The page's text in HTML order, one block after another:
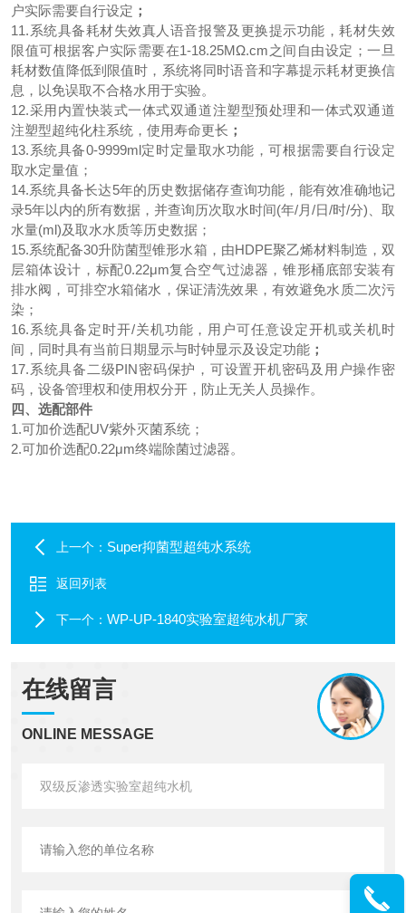
户实际需要自行设定 ；
11.系统具备耗材失效真人语音报警及更换提示功能，耗材失效
限值可根据客户实际需要在1-18.25MΩ.cm之间自由设定；一旦
耗材数值降低到限值时，系统将同时语音和字幕提示耗材更换信
息，以免误取不合格水用于实验。
12.采用内置快装式一体式双通道注塑型预处理和一体式双通道
注塑型超纯化柱系统，使用寿命更长 ；
13.系统具备0-9999ml定时定量取水功能，可根据需要自行设定
取水定量值；
14.系统具备长达5年的历史数据储存查询功能，能有效准确地记
录5年以内的所有数据，并查询历次取水时间(年/月/日/时/分)、取
水量(ml)及取水水质等历史数据；
15.系统配备30升防菌型锥形水箱， 由HDPE聚乙烯材料制造，双
层箱体设计， 标配0.22μm复合空气过滤器，锥形桶底部安装有
排水阀，可排空水箱储水，保证清洗效果，有效避免水质二次污
染；
16.系统具备定时开/关机功能，用户可任意设定开机或关机时
间，同时具有当前日期显示与时钟显示及设定功能 ；
17.系统具备二级PIN密码保护，可设置开机密码及用户操作密
码，设备管理权和使用权分开，防止无关人员操作。
四、选配部件
1.可加价选配UV紫外灭菌系统；
2.可加价选配0.22μm终端除菌过滤器。
上一个： Super抑菌型超纯水系统
返回列表
下一个： WP-UP-1840实验室超纯水机厂家
在线留言
ONLINE MESSAGE